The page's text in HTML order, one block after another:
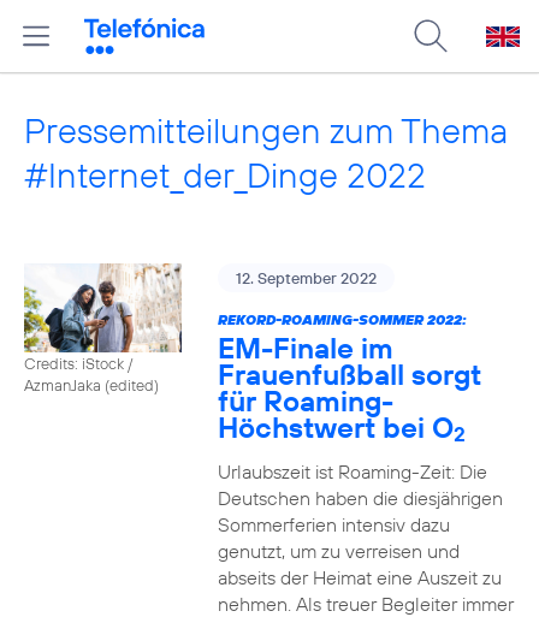
Pressemitteilungen zum Thema
#Internet_der_Dinge 2022
Credits: iStock /
AzmanJaka (edited)
12. September 2022
REKORD-ROAMING-SOMMER 2022:
EM-Finale im
Frauenfußball sorgt
für Roaming-
Höchstwert bei O2
Urlaubszeit ist Roaming-Zeit: Die
Deutschen haben die diesjährigen
Sommerferien intensiv dazu
genutzt, um zu verreisen und
abseits der Heimat eine Auszeit zu
nehmen. Als treuer Begleiter immer